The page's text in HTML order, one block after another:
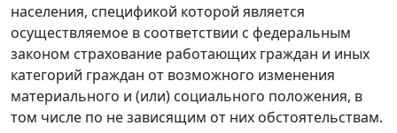
населения, спецификой которой является
осуществляемое в соответствии с федеральным
законом страхование работающих граждан и иных
категорий граждан от возможного изменения
материального и (или) социального положения, в
том числе по не зависящим от них обстоятельствам.